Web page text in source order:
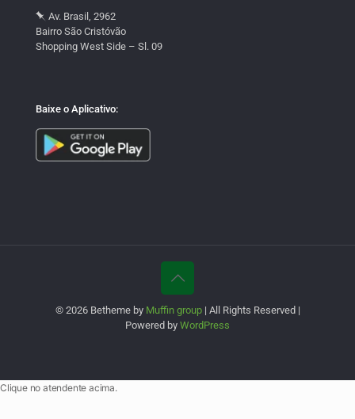
Av. Brasil, 2962
Bairro São Cristóvão
Shopping West Side – Sl. 09
Baixe o Aplicativo:
© 2026 Betheme by Muffin group| All Rights Reserved |
Powered by WordPress
Clique no atendente acima.